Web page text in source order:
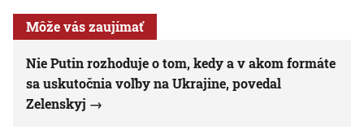
Môže vás zaujímať
Nie Putin rozhoduje o tom, kedy a v akom formáte
sa uskutočnia voľby na Ukrajine, povedal
Zelenskyj